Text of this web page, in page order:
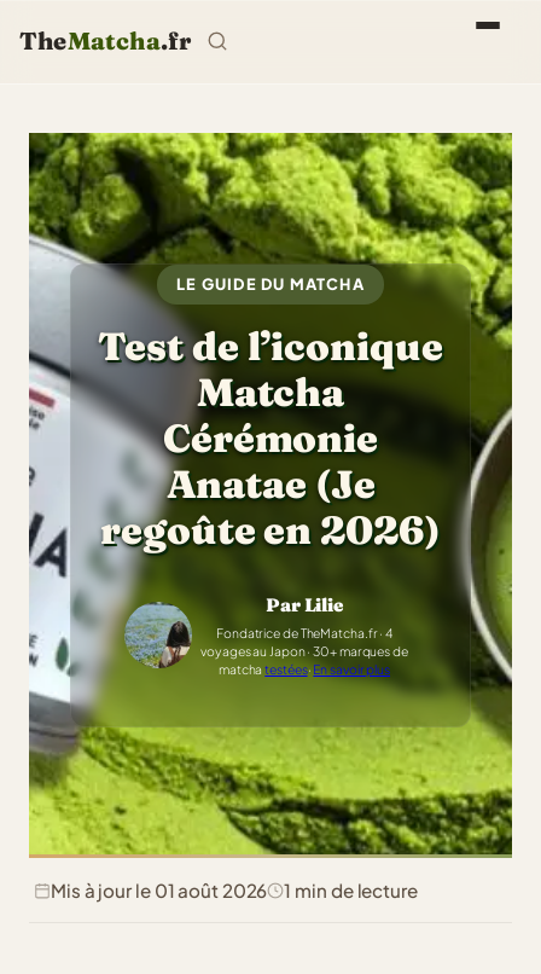
TheMatcha.fr
LE GUIDE DU MATCHA
Test de l’iconique
Matcha
Cérémonie
Anatae (Je
regoûte en 2026)
Par Lilie
Fondatrice de TheMatcha.fr · 4
voyages au Japon · 30+ marques de
matchatestées· En savoir plus
Mis à jour le 01 août 2026 1 min de lecture